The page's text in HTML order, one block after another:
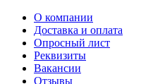
О компании
Доставка и оплата
Опросный лист
Реквизиты
Вакансии
Отзывы